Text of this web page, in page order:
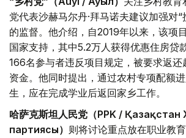
党代表沙赫马尔丹·拜马诺夫建议加强对“
的监督。他介绍，自2019年以来，该项
国家支持，其中5.2万人获得优惠住房贷
166名参与者违反项目规定，被要求返
资金。他同时提出，通过农村专项配额
生，应在完成学业后返回家乡工作。
哈萨克斯坦人民党（PPK /
партиясы） 则将讨论重点放在职业教